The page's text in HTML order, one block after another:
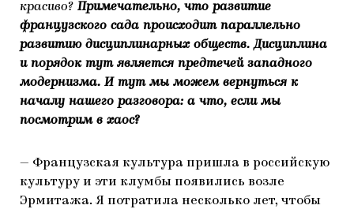
красиво? Примечательно, что развитие
французского сада происходит параллельно
развитию дисциплинарных обществ. Дисциплина
и порядок тут является предтечей западного
модернизма. И тут мы можем вернуться к
началу нашего разговора: а что, если мы
посмотрим в хаос?
— Французская культура пришла в российскую
культуру и эти клумбы появились возле
Эрмитажа. Я потратила несколько лет, чтобы